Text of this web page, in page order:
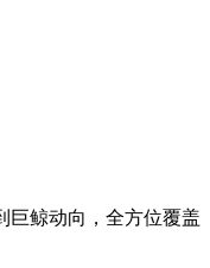
巨鲸动向，全方位覆盖